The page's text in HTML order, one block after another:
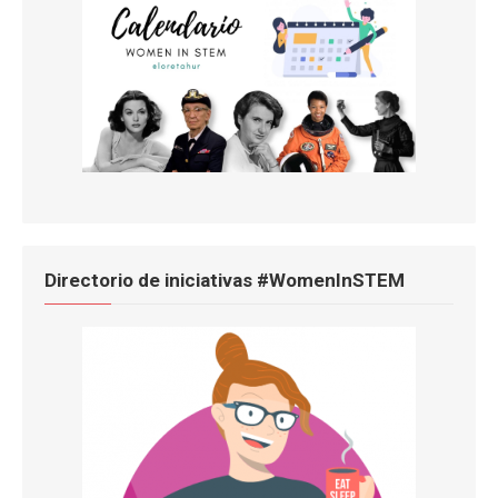
Directorio de iniciativas #WomenInSTEM